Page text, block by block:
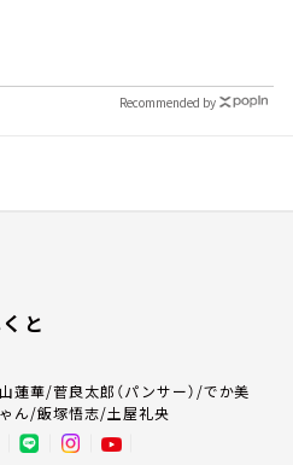
Recommended by
と
蓮華/菅良太郎（パンサー）/でか美
ん/飯塚悟志/土屋礼央